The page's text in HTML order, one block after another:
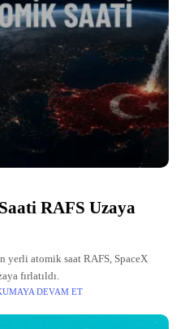
RAFS Uzaya
yerli atomik saat RAFS, SpaceX
fırlatıldı.
DEVAM ET